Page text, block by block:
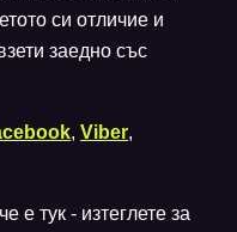
си отличие и
заедно със
, Viber,
е тук - изтеглете за